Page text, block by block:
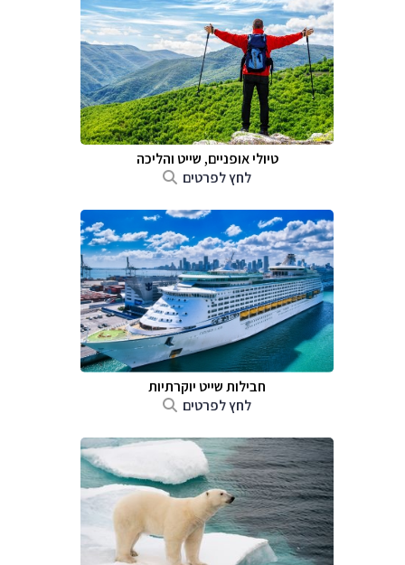
טיולי אופניים, שייט והליכה
לחץ לפרטים
חבילות שייט יוקרתיות
לחץ לפרטים